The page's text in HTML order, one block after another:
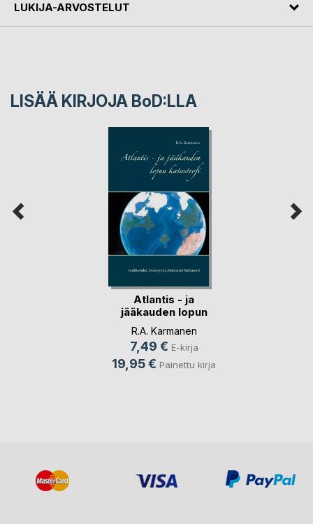
LUKIJA-ARVOSTELUT
LISÄÄ KIRJOJA BoD:LLA
Atlantis - ja
jääkauden lopun
kata(...)
R.A. Karmanen
7,49 € E-kirja
19,95 € Painettu kirja